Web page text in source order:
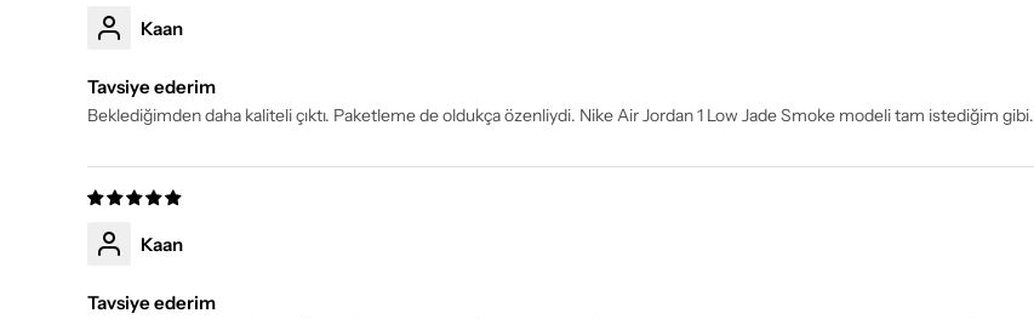
Kaan
Tavsiye ederim
Beklediğimden daha kaliteli çıktı. Paketleme de oldukça özenliydi. Nike Air Jordan 1 Low Jade Smoke modeli tam istediğim gibi.
Kaan
Tavsiye ederim